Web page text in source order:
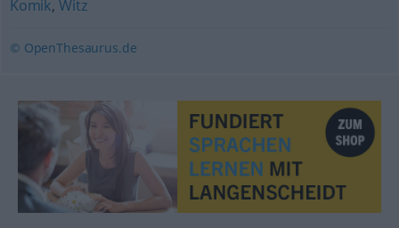
Komik,Witz
© OpenThesaurus.de